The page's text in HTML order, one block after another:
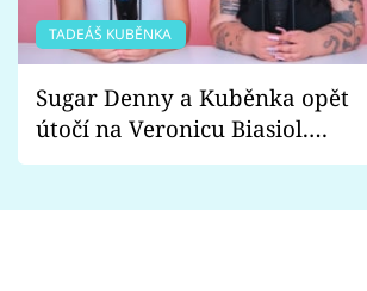
TADEÁŠ KUBĚNKA
Sugar Denny a Kuběnka opět
útočí na Veronicu Biasiol.
Proč je podle nich falešná a